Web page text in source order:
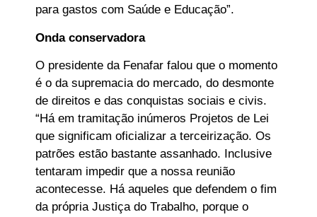
para gastos com Saúde e Educação”.
Onda conservadora
O presidente da Fenafar falou que o momento
é o da supremacia do mercado, do desmonte
de direitos e das conquistas sociais e civis.
“Há em tramitação inúmeros Projetos de Lei
que significam oficializar a terceirização. Os
patrões estão bastante assanhado. Inclusive
tentaram impedir que a nossa reunião
acontecesse. Há aqueles que defendem o fim
da própria Justiça do Trabalho, porque o